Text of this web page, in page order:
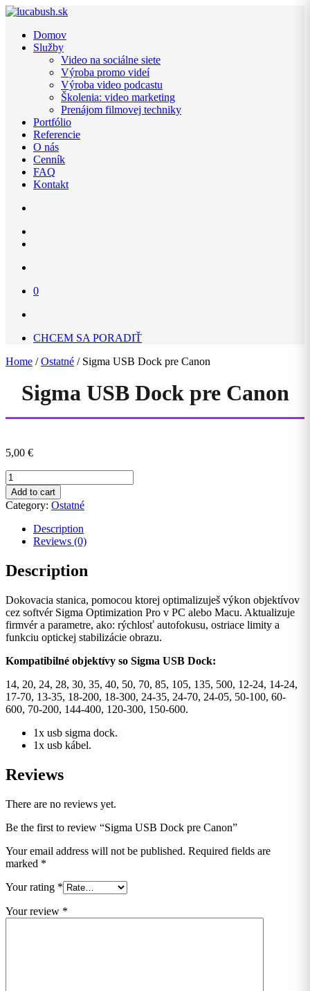
Domov
Služby
Video na sociálne siete
Výroba promo videí
Výroba video podcastu
Školenia: video marketing
Prenájom filmovej techniky
Portfólio
Referencie
O nás
Cenník
FAQ
Kontakt
0
CHCEM SA PORADIŤ
Home /Ostatné / Sigma USB Dock pre Canon
Sigma USB Dock pre Canon
5,00 €
Sigma
USB
Dock
pre
Canon
quantity
Add to cart
Category: Ostatné
Description
Reviews (0)
Description
Dokovacia stanica, pomocou ktorej optimalizuješ výkon objektívov
cez softvér Sigma Optimization Pro v PC alebo Macu. Aktualizuje
firmvér a parametre, ako: rýchlosť autofokusu, ostriace limity a
funkciu optickej stabilizácie obrazu.
Kompatibilné objektívy so Sigma USB Dock:
14, 20, 24, 28, 30, 35, 40, 50, 70, 85, 105, 135, 500, 12-24, 14-24,
17-70, 13-35, 18-200, 18-300, 24-35, 24-70, 24-05, 50-100, 60-
600, 70-200, 144-400, 120-300, 150-600.
1x usb sigma dock.
1x usb kábel.
Reviews
There are no reviews yet.
Be the first to review “Sigma USB Dock pre Canon”
Your email address will not be published. Required fields are
marked *
Your rating *
Your review *